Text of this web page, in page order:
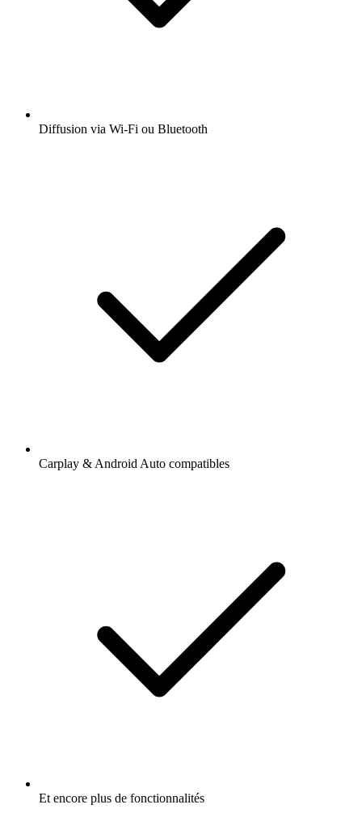
Diffusion via Wi-Fi ou Bluetooth
Carplay & Android Auto compatibles
Et encore plus de fonctionnalités